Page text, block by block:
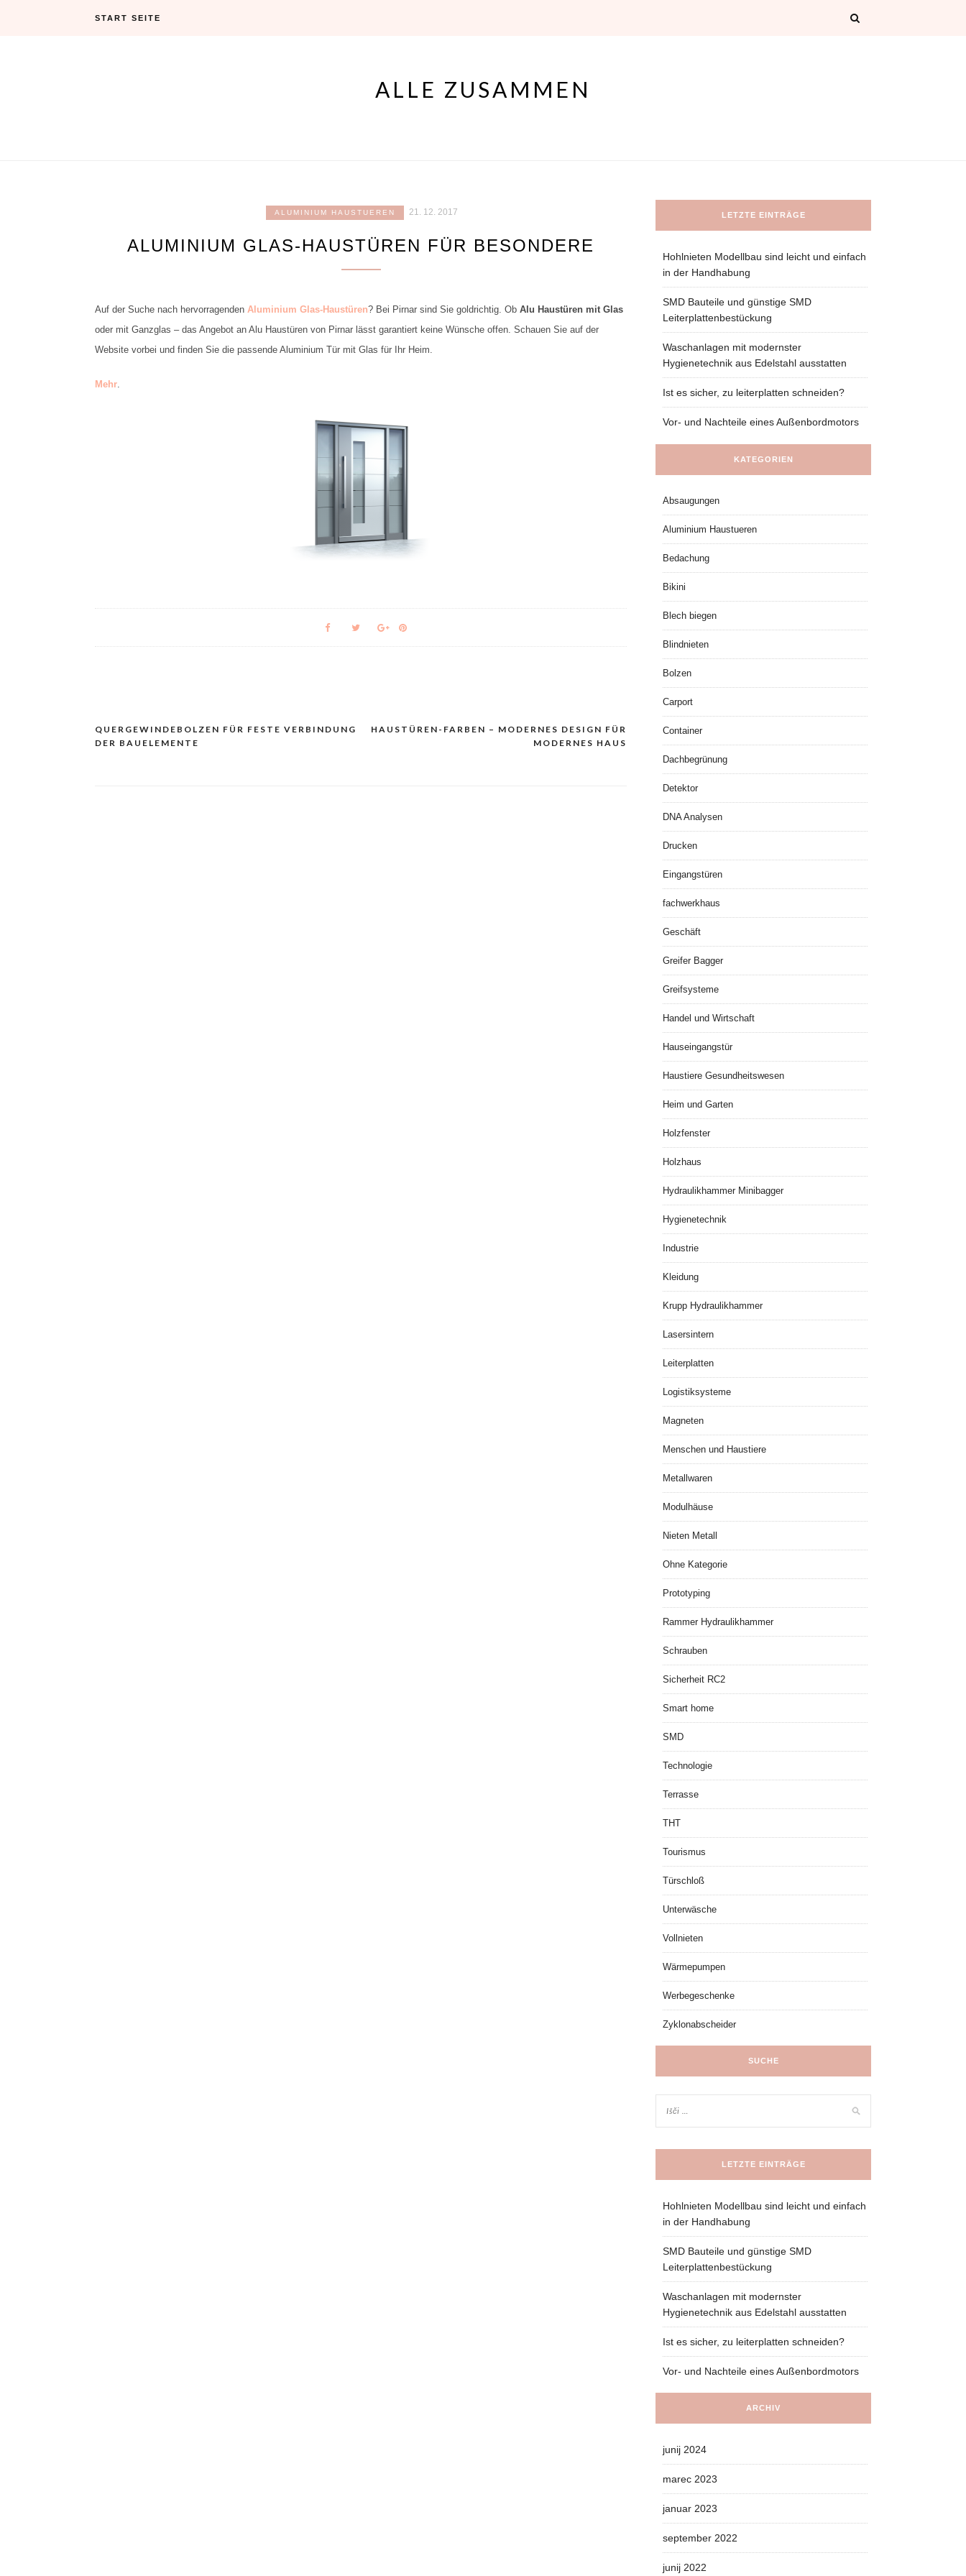
START SEITE
ALLE ZUSAMMEN
ALUMINIUM HAUSTUEREN 21. 12. 2017
ALUMINIUM GLAS-HAUSTÜREN FÜR BESONDERE
Auf der Suche nach hervorragenden Aluminium Glas-Haustüren? Bei Pirnar sind Sie goldrichtig. Ob Alu Haustüren mit Glas
oder mit Ganzglas – das Angebot an Alu Haustüren von Pirnar lässt garantiert keine Wünsche offen. Schauen Sie auf der
Website vorbei und finden Sie die passende Aluminium Tür mit Glas für Ihr Heim.
Mehr
Navigacija
QUERGEWINDEBOLZEN FÜR FESTE VERBINDUNG
DER BAUELEMENTE
HAUSTÜREN-FARBEN – MODERNES DESIGN FÜR
MODERNES HAUS
LETZTE EINTRÄGE
Hohlnieten Modellbau sind leicht und einfach
in der Handhabung
SMD Bauteile und günstige SMD
Leiterplattenbestückung
Waschanlagen mit modernster
Hygienetechnik aus Edelstahl ausstatten
Ist es sicher, zu leiterplatten schneiden?
Vor- und Nachteile eines Außenbordmotors
KATEGORIEN
Absaugungen
Aluminium Haustueren
Bedachung
Bikini
Blech biegen
Blindnieten
Bolzen
Carport
Container
Dachbegrünung
Detektor
DNA Analysen
Drucken
Eingangstüren
fachwerkhaus
Geschäft
Greifer Bagger
Greifsysteme
Handel und Wirtschaft
Hauseingangstür
Haustiere Gesundheitswesen
Heim und Garten
Holzfenster
Holzhaus
Hydraulikhammer Minibagger
Hygienetechnik
Industrie
Kleidung
Krupp Hydraulikhammer
Lasersintern
Leiterplatten
Logistiksysteme
Magneten
Menschen und Haustiere
Metallwaren
Modulhäuse
Nieten Metall
Ohne Kategorie
Prototyping
Rammer Hydraulikhammer
Schrauben
Sicherheit RC2
Smart home
SMD
Technologie
Terrasse
THT
Tourismus
Türschloß
Unterwäsche
Vollnieten
Wärmepumpen
Werbegeschenke
Zyklonabscheider
SUCHE
LETZTE EINTRÄGE
Hohlnieten Modellbau sind leicht und einfach
in der Handhabung
SMD Bauteile und günstige SMD
Leiterplattenbestückung
Waschanlagen mit modernster
Hygienetechnik aus Edelstahl ausstatten
Ist es sicher, zu leiterplatten schneiden?
Vor- und Nachteile eines Außenbordmotors
ARCHIV
junij 2024
marec 2023
januar 2023
september 2022
junij 2022